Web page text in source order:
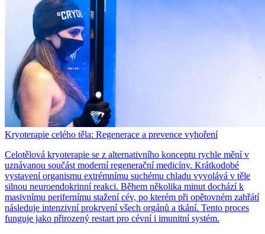
Kryoterapie celého těla: Regenerace a prevence vyhoření
Celotělová kryoterapie se z alternativního konceptu rychle mění v
uznávanou součást moderní regenerační medicíny. Krátkodobé
vystavení organismu extrémnímu suchému chladu vyvolává v těle
silnou neuroendokrinní reakci. Během několika minut dochází k
masivnímu perifernímu stažení cév, po kterém při opětovném zahřátí
následuje intenzivní prokrvení všech orgánů a tkání. Tento proces
funguje jako přirozený restart pro cévní i imunitní systém.